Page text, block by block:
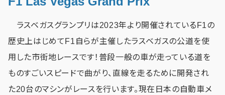
ラスベガスグランプリは2023年より開催されているF1の
歴史上はじめてF1自らが主催したラスベガスの公道を使
用した市街地レースです！普段一般の車が走っている道を
ものすごいスピードで曲がり、直線を走るために開発され
た20台のマシンがレースを行います。現在日本の自動車メ